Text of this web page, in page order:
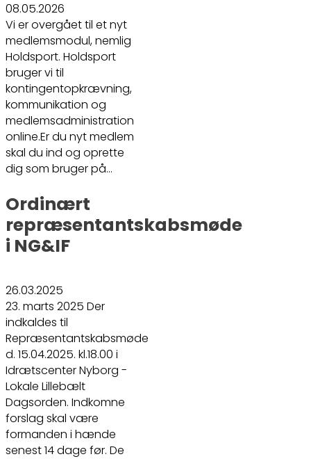
08.05.2026
Vi er overgået til et nyt
medlemsmodul, nemlig
Holdsport. Holdsport
bruger vi til
kontingentopkrævning,
kommunikation og
medlemsadministration
online.Er du nyt medlem
skal du ind og oprette
dig som bruger på…
Ordinært
repræsentantskabsmøde
i NG&IF
26.03.2025
23. marts 2025 Der
indkaldes til
Repræsentantskabsmøde
d. 15.04.2025. kl.18.00 i
Idrætscenter Nyborg -
Lokale Lillebælt
Dagsorden. Indkomne
forslag skal være
formanden i hænde
senest 14 dage før. De